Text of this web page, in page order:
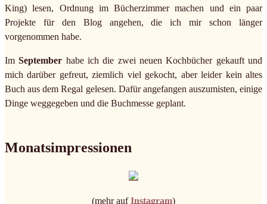
King) lesen, Ordnung im Bücherzimmer machen und ein paar
Projekte für den Blog angehen, die ich mir schon länger
vorgenommen habe.
ImSeptember habe ich die zwei neuen Kochbücher gekauft und
mich darüber gefreut, ziemlich viel gekocht, aber leider kein altes
Buch aus dem Regal gelesen. Dafür angefangen auszumisten, einige
Dinge weggegeben und die Buchmesse geplant.
Monatsimpressionen
(mehr aufInstagram)